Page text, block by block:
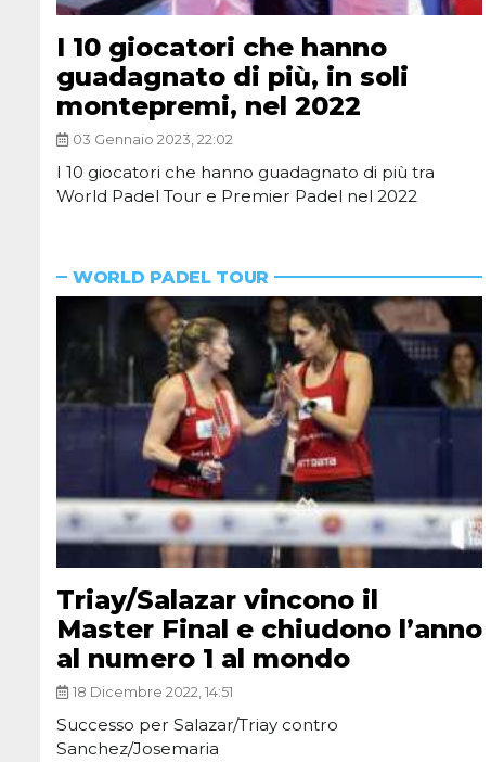
I 10 giocatori che hanno
guadagnato di più, in soli
montepremi, nel 2022
03 Gennaio 2023, 22:02
I 10 giocatori che hanno guadagnato di più tra
World Padel Tour e Premier Padel nel 2022
WORLD PADEL TOUR
Triay/Salazar vincono il
Master Final e chiudono l’anno
al numero 1 al mondo
18 Dicembre 2022, 14:51
Successo per Salazar/Triay contro
Sanchez/Josemaria